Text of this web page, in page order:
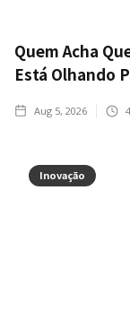
Quem Acha
Está Olhando
Aug 5, 2026 4
Inovação